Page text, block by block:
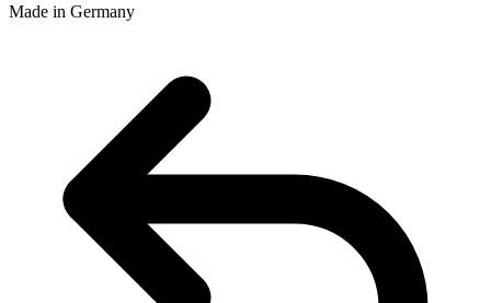
Made in Germany